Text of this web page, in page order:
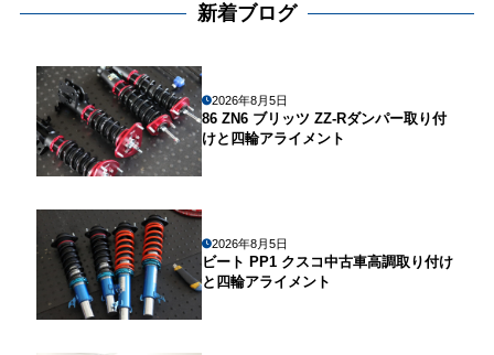
新着ブログ
2026年8月5日
86 ZN6 ブリッツ ZZ-Rダンパー取り付
けと四輪アライメント
2026年8月5日
ビート PP1 クスコ中古車高調取り付け
と四輪アライメント